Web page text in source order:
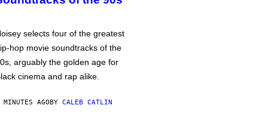
selects four of the greatest
hop movie soundtracks of the
arguably the golden age for
cinema and rap alike.
AGOBY CALEB CATLIN